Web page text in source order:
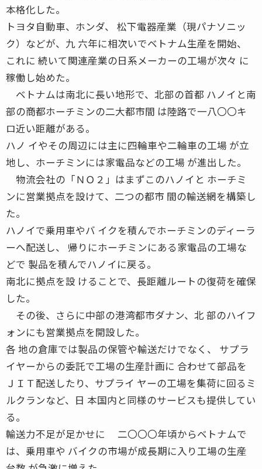
本格化した。
トヨタ自動車、ホンダ、 松下電器産業（現パナソニッ
ク）などが、九 六年に相次いでベトナム生産を開始、
これに 続いて関連産業の日系メーカーの工場が次々 に
稼働し始めた。
ベトナムは南北に長い地形で、北部の首都 ハノイと南
部の商都ホーチミンの二大都市間 は陸路で一八〇〇キ
ロ近い距離がある。
ハノ イやその周辺には主に四輪車や二輪車の工場 が立
地し、ホーチミンには家電品などの工場 が進出した。
物流会社の「ＮＯ２」はまずこのハノイと ホーチミ
ンに営業拠点を設けて、二つの都市 間の輸送網を構築し
た。
ハノイで乗用車やバ イクを積んでホーチミンのディーラ
ーへ配送し、 帰りにホーチミンにある家電品の工場な
どで 製品を積んでハノイに戻る。
南北に拠点を設 けることで、長距離ルートの復荷を確保
した。
その後、さらに中部の港湾都市ダナン、北 部のハイフ
ォンにも営業拠点を開設した。
各 地の倉庫では製品の保管や輸送だけでなく、 サプラ
イヤーからの委託で工場の生産計画に 合わせて部品を
ＪＩＴ配送したり、サプライ ヤーの工場を集荷に回るミ
ルクランなど、日 本国内と同様のサービスも提供してい
る。
輸送力不足が足かせに 二〇〇〇年頃からベトナムで
は、乗用車や バイクの市場が成長期に入り工場の生産